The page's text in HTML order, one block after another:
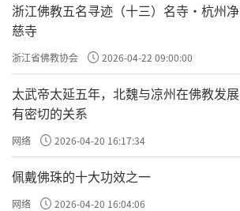
浙江佛教五名寻迹（十三）名寺·杭州净
慈寺
浙江省佛教协会 2026-04-22 09:00:00
太武帝太延五年，北魏与凉州在佛教发展
有密切的关系
网络 2026-04-20 16:17:34
佩戴佛珠的十大功效之一
网络 2026-04-20 16:04:06